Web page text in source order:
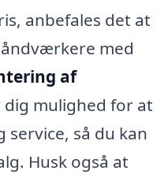
anbefales det at
med
af
dig mulighed for at
service, så du kan
Husk også at